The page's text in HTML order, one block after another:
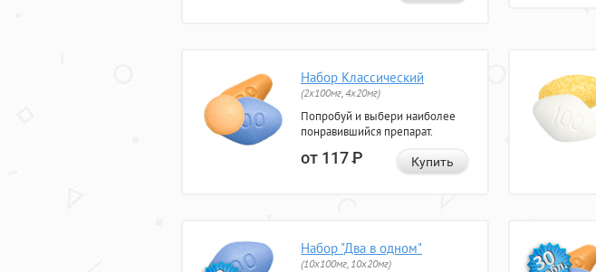
Набор Классический
(2x100мг, 4x20мг)
Попробуй и выбери наиболее
понравившийся препарат.
от 117Р Купить
Набор "Два в одном"
(10x100мг, 10x20мг)